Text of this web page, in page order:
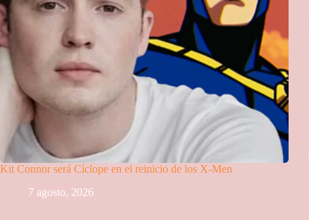
Kit Connor será Cíclope en el reinicio de los X-Men
7 agosto, 2026